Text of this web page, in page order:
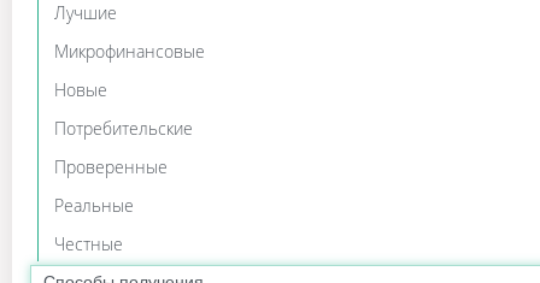
Лучшие
Микрофинансовые
Новые
Потребительские
Проверенные
Реальные
Честные